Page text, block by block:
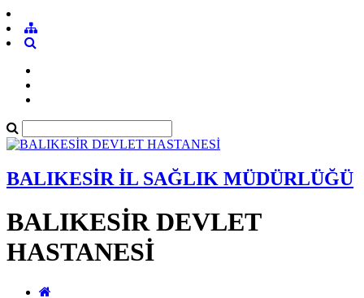
BALIKESİR İL SAĞLIK MÜDÜRLÜĞÜ
BALIKESİR DEVLET
HASTANESİ